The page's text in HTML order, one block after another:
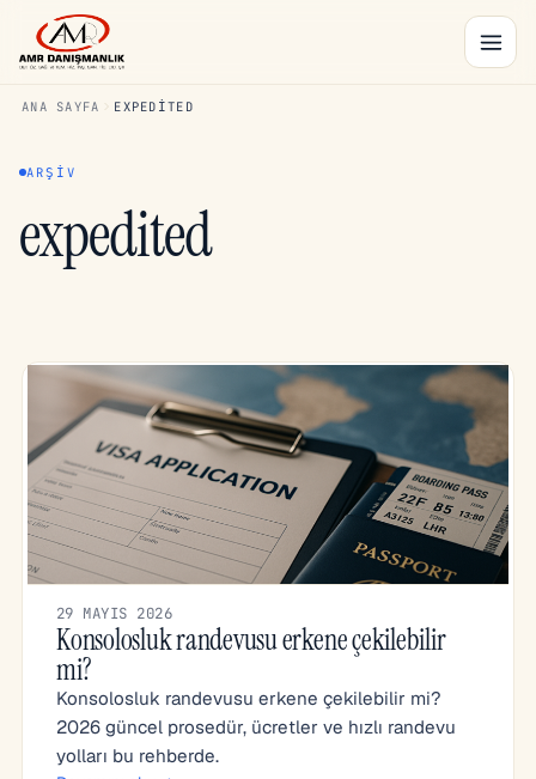
ANA SAYFA EXPEDITED
ARŞIV
expedited
29 MAYIS 2026
Konsolosluk randevusu erkene çekilebilir
mi?
Konsolosluk randevusu erkene çekilebilir mi?
2026 güncel prosedür, ücretler ve hızlı randevu
yolları bu rehberde.